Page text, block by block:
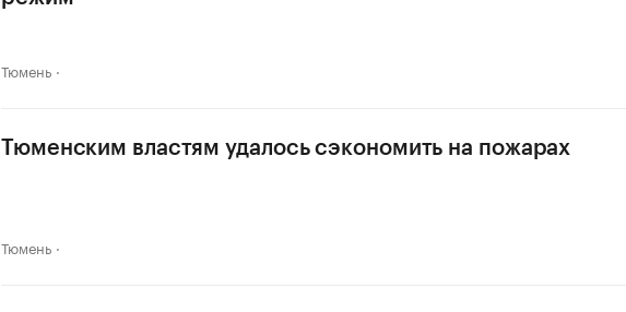
Тюмень
Тюменским властям удалось сэкономить на пожарах
Тюмень